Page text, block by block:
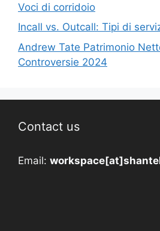
Voci di corridoio
Incall vs. Outcall: Tipi di
Andrew Tate Patrimonio
Controversie 2024
Contact us
Email: